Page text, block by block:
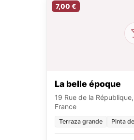
7,00 €
La belle époque
19 Rue de la
France
Terraza grande Pinta